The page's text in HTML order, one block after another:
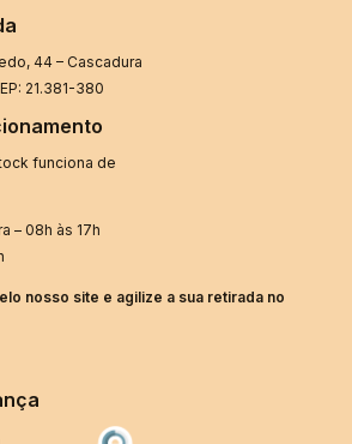
44 – Cascadura
21.381-380
funciona de
– 08h às 17h
nosso site e agilize a sua retirada no